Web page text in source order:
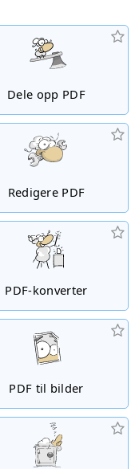
Dele opp PDF
Redigere PDF
PDF-konverter
PDF til bilder